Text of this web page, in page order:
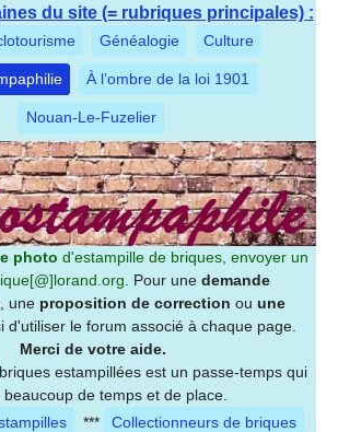
du site (= rubriques principales) :
Généalogie Culture
À l’ombre de la loi 1901
Nouan-Le-Fuzelier
photo d'estampille de briques, envoyer un
. Pour une demande
, une proposition de correction ou une
d'utiliser le forum associé à chaque page.
Merci de votre aide.
estampillées est un passe-temps qui
beaucoup de temps et de place.
*** Collectionneurs de briques